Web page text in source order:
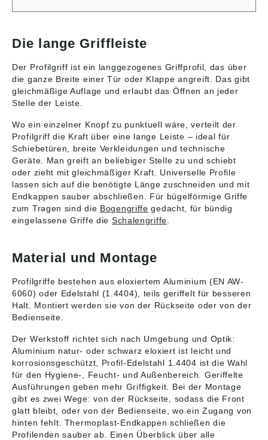
Die lange Griffleiste
Der Profilgriff ist ein langgezogenes Griffprofil, das über
die ganze Breite einer Tür oder Klappe angreift. Das gibt
gleichmäßige Auflage und erlaubt das Öffnen an jeder
Stelle der Leiste.
Wo ein einzelner Knopf zu punktuell wäre, verteilt der
Profilgriff die Kraft über eine lange Leiste – ideal für
Schiebetüren, breite Verkleidungen und technische
Geräte. Man greift an beliebiger Stelle zu und schiebt
oder zieht mit gleichmäßiger Kraft. Universelle Profile
lassen sich auf die benötigte Länge zuschneiden und mit
Endkappen sauber abschließen. Für bügelförmige Griffe
zum Tragen sind die Bogengriffe gedacht, für bündig
eingelassene Griffe die Schalengriffe
Material und Montage
Profilgriffe bestehen aus eloxiertem Aluminium (EN AW-
6060) oder Edelstahl (1.4404), teils geriffelt für besseren
Halt. Montiert werden sie von der Rückseite oder von der
Bedienseite.
Der Werkstoff richtet sich nach Umgebung und Optik:
Aluminium natur- oder schwarz eloxiert ist leicht und
korrosionsgeschützt, Profil-Edelstahl 1.4404 ist die Wahl
für den Hygiene-, Feucht- und Außenbereich. Geriffelte
Ausführungen geben mehr Griffigkeit. Bei der Montage
gibt es zwei Wege: von der Rückseite, sodass die Front
glatt bleibt, oder von der Bedienseite, wo ein Zugang von
hinten fehlt. Thermoplast-Endkappen schließen die
Profilenden sauber ab. Einen Überblick über alle